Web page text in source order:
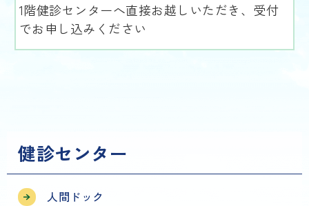
1階健診センターへ直接お越しいただき、受付
でお申し込みください
健診センター
人間ドック